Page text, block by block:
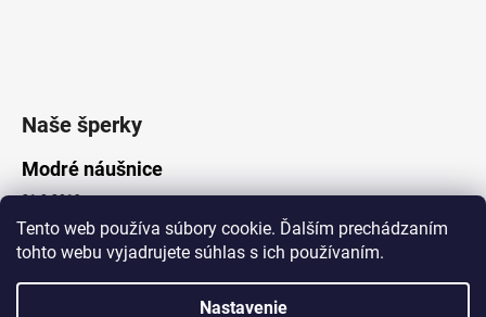
Tento web používa súbory cookie. Ďalším prechádzaním
tohto webu vyjadrujete súhlas s ich používaním.
Nastavenie
Naše šperky
Modré náušnice
21.8.2019
Vytvoril Shoptet